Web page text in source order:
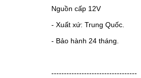
Nguồn cấp 12V
- Xuất xứ: Trung Quốc.
- Bảo hành 24 tháng.
----------------------------------